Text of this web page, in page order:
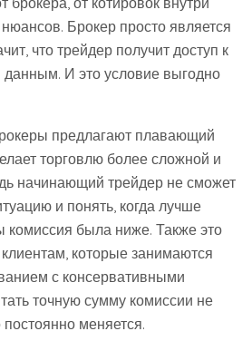
Брокер просто является
что трейдер получит доступ к
И это условие выгодно
предлагают плавающий
торговлю более сложной и
начинающий трейдер не сможет
и понять, когда лучше
комиссия была ниже. Также это
которые занимаются
с консервативными
точную сумму комиссии не
меняется.